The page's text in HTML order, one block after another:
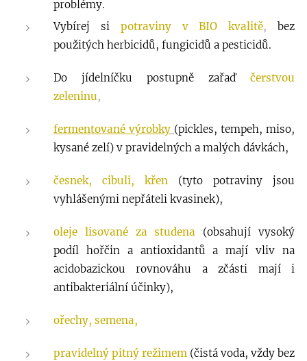
problémy.
Vybírej si
potraviny v BIO kvalitě, bez
použitých herbicidů, fungicidů a pesticidů.
Do jídelníčku postupně zařaď
čerstvou
zeleninu,
fermentované výrobky (pickles, tempeh, miso,
kysané zelí) v pravidelných a malých dávkách,
česnek, cibuli, křen
(tyto potraviny jsou
vyhlášenými nepřáteli kvasinek),
oleje lisované za studena
(obsahují vysoký
podíl hořčin a antioxidantů a mají vliv na
acidobazickou rovnováhu a zčásti mají i
antibakteriální účinky),
ořechy, semena,
pravidelný pitný režimem (čistá voda, vždy bez